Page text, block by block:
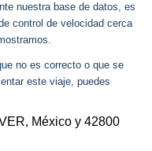
nuestra base de datos, es
control de velocidad cerca
no es correcto o que se
este viaje, puedes
México y 42800